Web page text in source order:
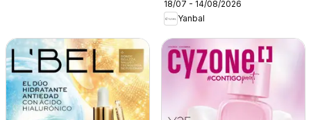
18/07 - 14/08/2026
Yanbal